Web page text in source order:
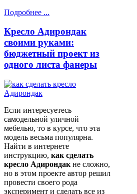
Подробнее ...
Кресло Адирондак
своими руками:
бюджетный проект из
одного листа фанеры
Если интересуетесь
самодельной уличной
мебелью, то в курсе, что эта
модель весьма популярна.
Найти в интернете
инструкцию, как сделать
кресло Адирондак не сложно,
но в этом проекте автор решил
провести своего рода
эксперимент и сделать все из